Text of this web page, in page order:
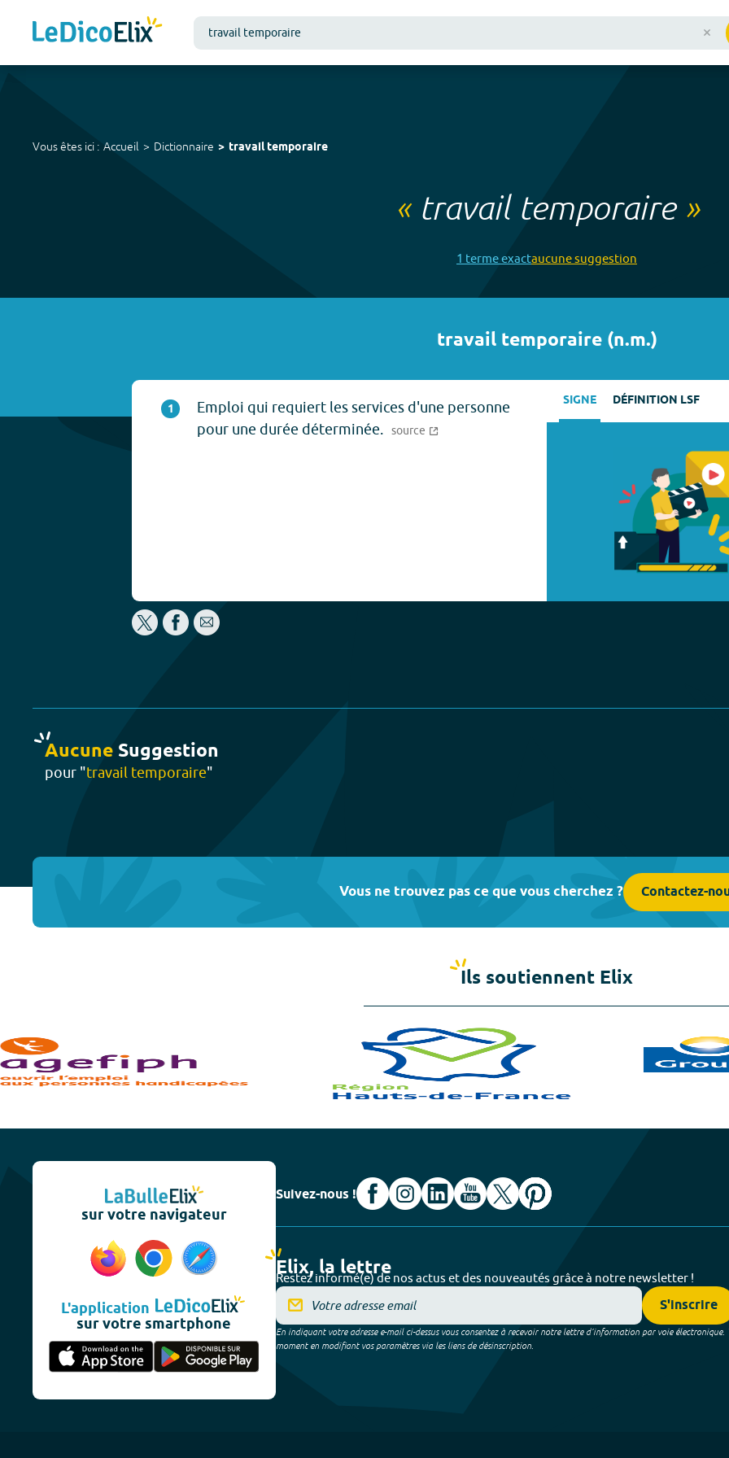
Vous êtes ici : Accueil Dictionnaire travail temporaire
« travail temporaire»
1 termeexactaucunesuggestion
travail temporaire(n.m.)
1
Emploi qui requiert les services d'une personne
pour une durée déterminée. source
SIGNE DÉFINITION LSF
Aucune Suggestion
pour "travail temporaire"
Vous ne trouvez pas ce que vous cherchez ? Contactez-
Ils soutiennent Elix
sur votre navigateur
L'application
sur votre smartphone
Suivez-nous !
Elix, la lettre
Restez informé(e) de nos actus et des nouveautés grâce à notre newsletter !
S'inscrire
En indiquant votre adresse e-mail ci-dessus vous consentez à recevoir notre lettre d’information par voie électronique.
moment en modifiant vos paramètres via les liens de désinscription.